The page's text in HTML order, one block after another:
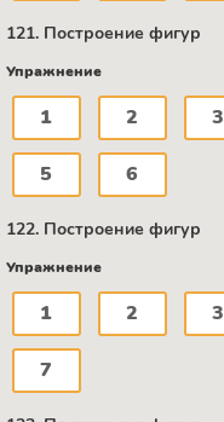
121. Построение фигур
Упражнение
1 2 3
5 6
122. Построение фигур
Упражнение
1 2 3
7